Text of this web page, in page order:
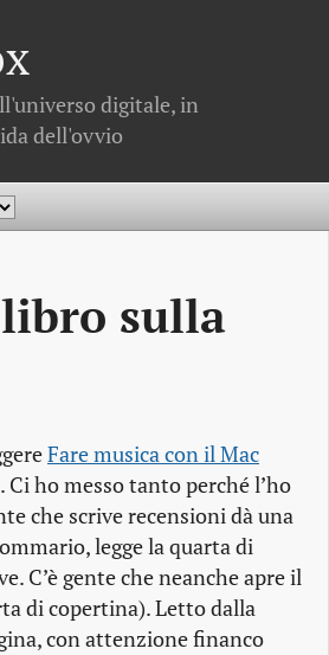
digitale, in
dell'ovvio
sulla
Fare musica con il Mac
Ci ho messo tanto perché l’ho
che scrive recensioni dà una
legge la quarta di
C’è gente che neanche apre il
di copertina). Letto dalla
con attenzione financo